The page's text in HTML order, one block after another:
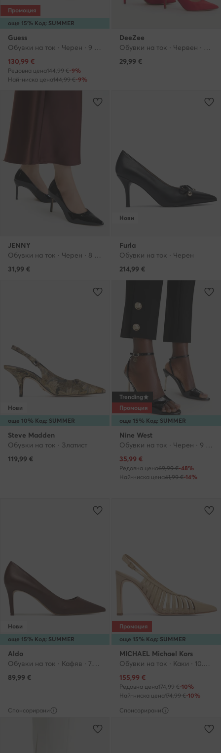
още 15% Код: SUMMER
Промоция
Guess
Обувки на ток · Черен · 9 cm
Актуална цена
130,99 €
Редовна цена144,99 €-9%
Най-ниска цена144,99 €-9%
DeeZee
Обувки на ток · Червен · 8.5 cm
29,99 €
JENNY
Обувки на ток · Черен · 8 cm
31,99 €
Нови
Furla
Обувки на ток · Черен
214,99 €
още 10% Код: SUMMER
Нови
Steve Madden
Обувки на ток · Златист
119,99 €
още 15% Код: SUMMER
Trending
Промоция
Nine West
Обувки на ток · Черен · 9 cm
Актуална цена
35,99 €
Редовна цена69,99 €-48%
Най-ниска цена41,99 €-14%
още 15% Код: SUMMER
Нови
Aldo
89,99 €
още 15% Код: SUMMER
Промоция
MICHAEL Michael Kors
Актуална цена
155,99 €
Редовна цена174,99 €-10%
Най-ниска цена174,99 €-10%
Спонсорирани
Спонсорирани